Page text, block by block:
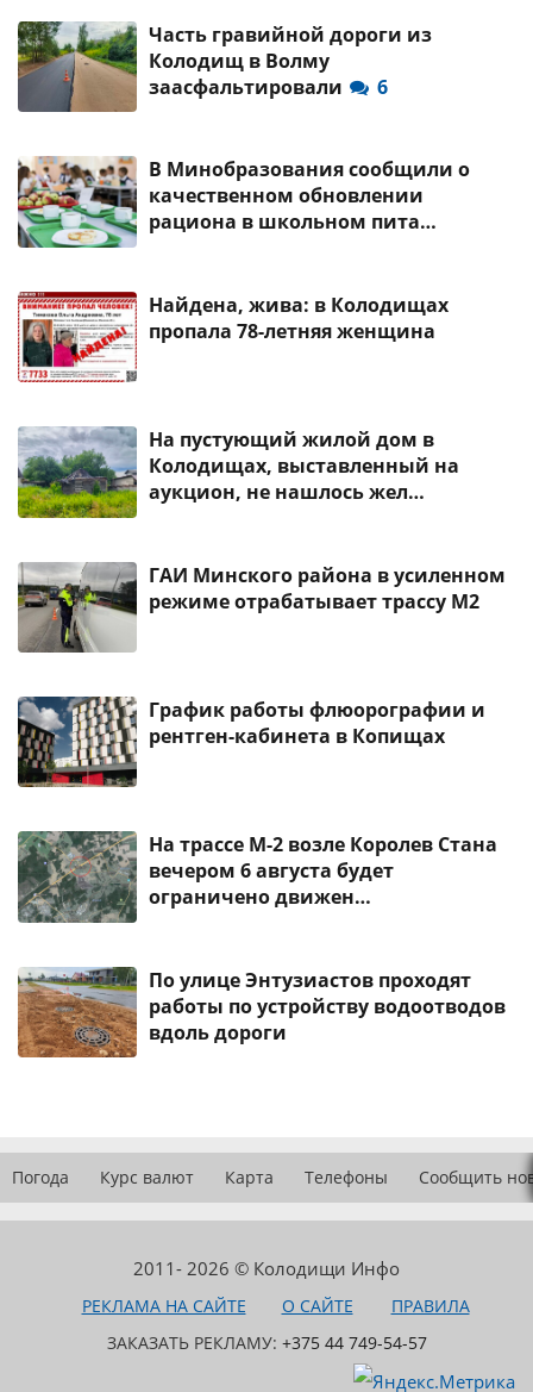
Часть гравийной дороги из
Колодищ в Волму
заасфальтировали
6
В Минобразования сообщили о
качественном обновлении
рациона в школьном пита…
Найдена, жива: в Колодищах
пропала 78-летняя женщина
На пустующий жилой дом в
Колодищах, выставленный на
аукцион, не нашлось жел…
ГАИ Минского района в усиленном
режиме отрабатывает трассу М2
График работы флюорографии и
рентген-кабинета в Копищах
На трассе М-2 возле Королев Стана
вечером 6 августа будет
ограничено движен…
По улице Энтузиастов проходят
работы по устройству водоотводов
вдоль дороги
Погода Курс валют Карта Телефоны Сообщить
2011- 2026 © Колодищи Инфо
РЕКЛАМА НА САЙТЕ О САЙТЕ
ПРАВИЛА
ЗАКАЗАТЬ РЕКЛАМУ: +375 44 749-54-57